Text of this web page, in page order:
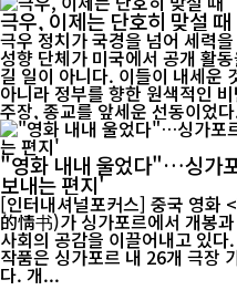
극우, 이제는 단호히 맞설 때
극우 정치가 국경을 넘어 세력
성향 단체가 미국에서 공개 활
길 일이 아니다. 이들이 내세운
아니라 정부를 향한 원색적인
주장, 종교를 앞세운 선동이었
"영화 내내 울었다"…싱가
보내는 편지'
[인터내셔널포커스] 중국 영화
的情书)가 싱가포르에서 개봉
사회의 공감을 이끌어내고 있다. 18일 현지 영화업계에 따르면 이
작품은 싱가포르 내 26개 극장
다. 개...